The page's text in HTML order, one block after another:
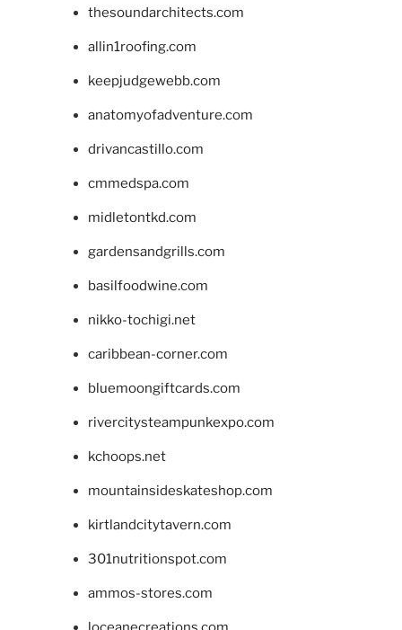
thesoundarchitects.com
allin1roofing.com
keepjudgewebb.com
anatomyofadventure.com
drivancastillo.com
cmmedspa.com
midletontkd.com
gardensandgrills.com
basilfoodwine.com
nikko-tochigi.net
caribbean-corner.com
bluemoongiftcards.com
rivercitysteampunkexpo.com
kchoops.net
mountainsideskateshop.com
kirtlandcitytavern.com
301nutritionspot.com
ammos-stores.com